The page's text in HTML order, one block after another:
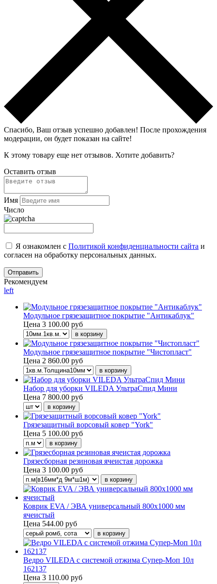
Спасибо, Ваш отзыв успешно добавлен! После прохождения
модерации, он будет показан на сайте!
К этому товару еще нет отзывов. Хотите добавить?
Оставить отзыв
Имя
Число
Я ознакомлен с Политикой конфиденциальности сайта и
согласен на обработку персональных данных.
Рекомендуем
left
Модульное грязезащитное покрытие "Антикаблук"
Цена 3 100.00 руб
Модульное грязезащитное покрытие "Чистопласт"
Цена 2 860.00 руб
Набор для уборки VILEDA УльтраСпид Мини
Цена 7 800.00 руб
Грязезащитный ворсовый ковер "York"
Цена 5 100.00 руб
Грязесборная резиновая ячеистая дорожка
Цена 3 100.00 руб
Коврик EVA / ЭВА универсальный 800х1000 мм
ячеистый
Цена 544.00 руб
Ведро VILEDA с системой отжима Супер-Моп 10л
162137
Цена 3 110.00 руб